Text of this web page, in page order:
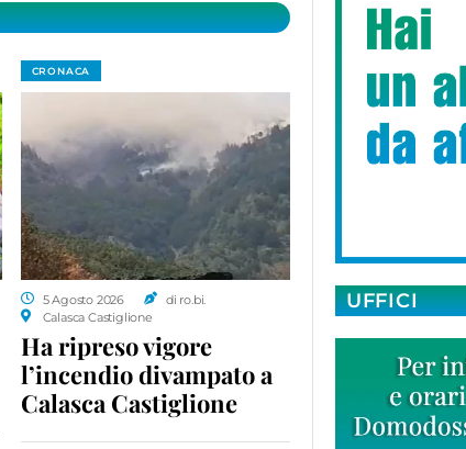
CRONACA
5 Agosto 2026
di ro.bi.
Calasca Castiglione
Ha ripreso vigore
l’incendio divampato a
Calasca Castiglione
UFFICI